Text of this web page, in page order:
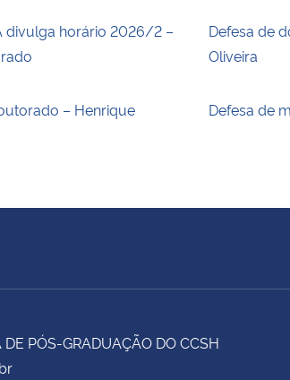
divulga horário 2026/2 –
Defesa de
Oliveira
– Henrique
Defesa de
PÓS-GRADUAÇÃO DO CCSH